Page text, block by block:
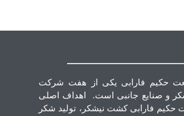
حکیم فارابی یکی از هفت شرکت
و صنایع جانبی است. اهداف اصلی
فارابی کشت نیشکر، تولید شکر